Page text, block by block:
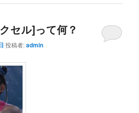
セル]って何？
投稿者:admin